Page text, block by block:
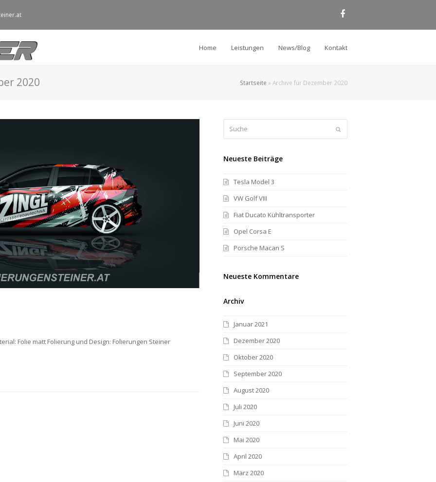
Facebook
Home Leistungen News/Blog Kontakt
2020 Startseite » Archive für Dezember 2020
Folie matt Folierung und Design: Folierungen Steiner
Neueste Beiträge
Tesla Model 3
VW Golf VIII
Fiat Ducato Kühltransporter
Opel Corsa E
Porsche Macan S
Neueste Kommentare
Archiv
Januar 2021
Dezember 2020
Oktober 2020
September 2020
August 2020
Juli 2020
Juni 2020
Mai 2020
April 2020
März 2020